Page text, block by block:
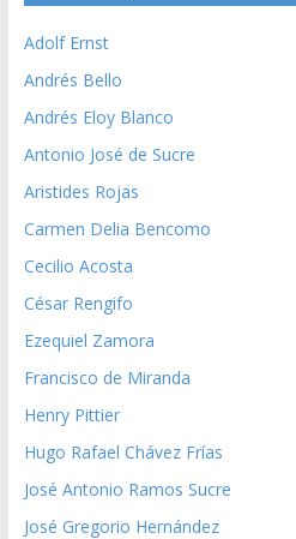
Adolf Ernst
Andrés Bello
Andrés Eloy Blanco
Antonio José de Sucre
Aristides Rojas
Carmen Delia Bencomo
Cecilio Acosta
César Rengifo
Ezequiel Zamora
Francisco de Miranda
Henry Pittier
Hugo Rafael Chávez Frías
José Antonio Ramos Sucre
José Gregorio Hernández